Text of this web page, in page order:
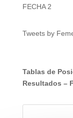
FECHA 2
Tweets by
Tablas de
Resultados –